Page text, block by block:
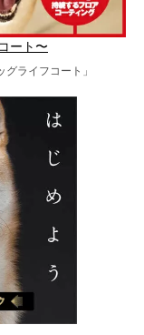
ート〜
ライフコート」